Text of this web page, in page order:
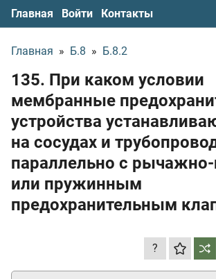
Главная Войти Контакты
Главная » Б.8 » Б.8.2
135. При каком условии
мембранные
устройства
на сосудах и
параллельно с
или пружинным
предохранительным
?